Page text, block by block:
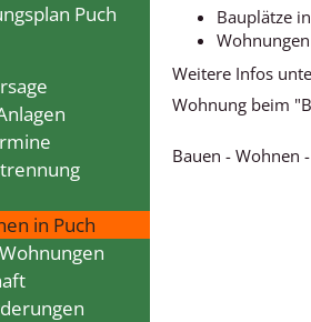
Puch
in Puch
Bauplätze
Weitere Infos
Wohnung beim
Bauen - Wohnen